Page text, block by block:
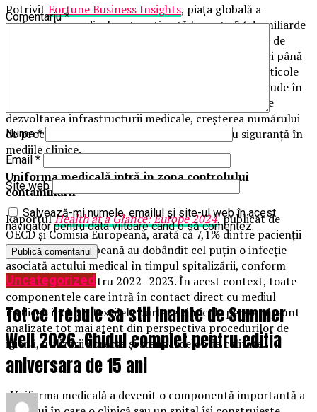
Potrivit Fortune Business Insights, piața globală a
uniformelor medicale este estimată la peste 54 de miliarde
de dolari în 2025, urmând să ajungă la 58,4 miliarde de
dolari în 2026 și la aproape 130 de miliarde de dolari până
în 2034. Raportul descrie uniformele medicale ca articole
de protecție purtate de personalul medical și le include în
zona controlului infecțiilor, într-o piață susținută de
dezvoltarea infrastructurii medicale, creșterea numărului
de proceduri și preocuparea mai mare pentru siguranță în
mediile clinice.
Uniforma medicală intră în zona controlului
contaminării
RaportulHealth at a Glance: Europe 2024, publicat de
OECD și Comisia Europeană, arată că 7,1% dintre pacienții
din Uniunea Europeană au dobândit cel puțin o infecție
asociată actului medical în timpul spitalizării, conform
datelor ECDC pentru 2022–2023. În acest context, toate
componentele care intră în contact direct cu mediul
medical, inclusiv textilele purtate zilnic de personal, sunt
analizate tot mai atent din perspectiva procedurilor de
igienă, utilizării corecte și standardelor de calitate.
„Uniforma medicală a devenit o componentă importantă a
Comentariu*
Nume*
Email *
Site web
Salvează-mi numele, emailul și site-ul web în acest
navigator pentru data viitoare când o să comentez.
Uncategorized
Tot ce trebuie sa stii inainte de Summer
Well 2026. Ghidul complet pentru editia
aniversara de 15 ani